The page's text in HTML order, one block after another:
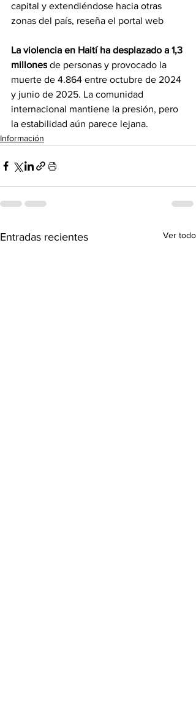
capital y extendiéndose hacia otras
zonas del país, reseña el portal web
La violencia en Haití ha desplazado a 1,3
millones de personas y provocado la
muerte de 4.864 entre octubre de 2024
y junio de 2025. La comunidad
internacional mantiene la presión, pero
la estabilidad aún parece lejana.
Información
Entradas recientes Ver todo